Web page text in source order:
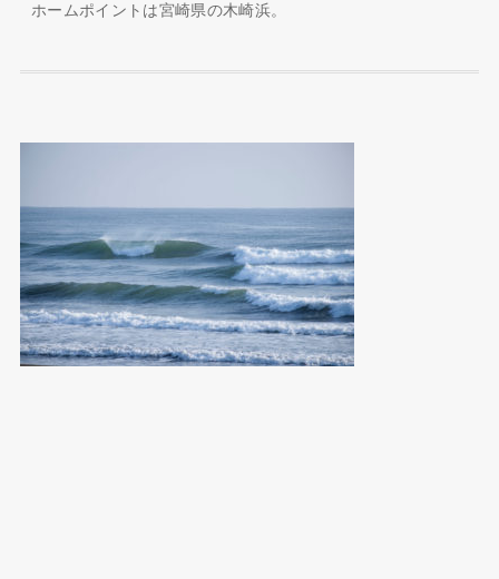
ホームポイントは宮崎県の木崎浜。